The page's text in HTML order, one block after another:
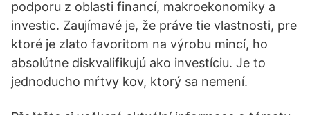
podporu z oblasti financí, makroekonomiky a
investic. Zaujímavé je, že práve tie vlastnosti, pre
ktoré je zlato favoritom na výrobu mincí, ho
absolútne diskvalifikujú ako investíciu. Je to
jednoducho mŕtvy kov, ktorý sa nemení.